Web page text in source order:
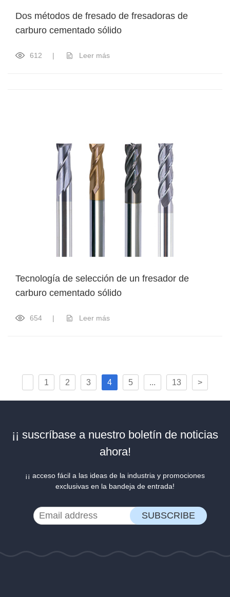
Dos métodos de fresado de fresadoras de
carburo cementado sólido
612 | Leer más
Tecnología de selección de un fresador de
carburo cementado sólido
654 | Leer más
1 2 3 4 5 ... 13 >
¡¡ suscríbase a nuestro boletín de noticias
ahora!
¡¡ acceso fácil a las ideas de la industria y promociones
exclusivas en la bandeja de entrada!